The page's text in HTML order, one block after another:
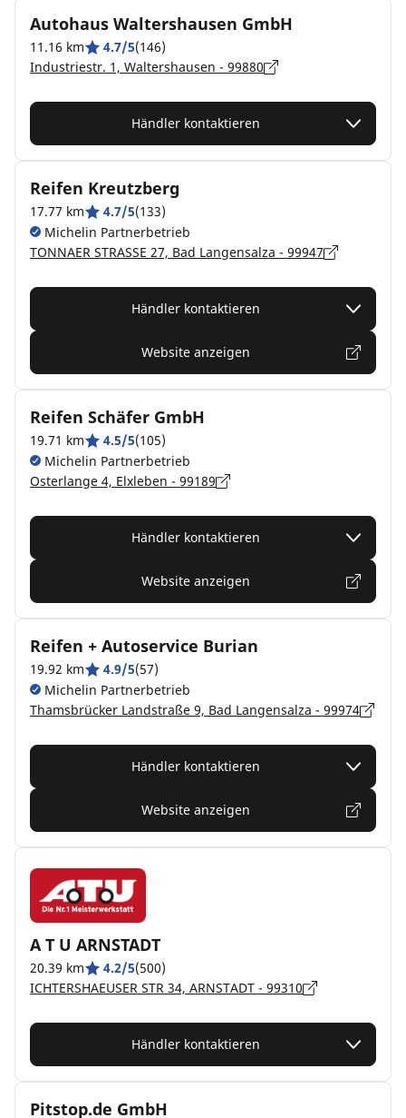
Autohaus Waltershausen GmbH
11.16 km 4.7/5(146)
Industriestr. 1, Waltershausen - 99880
Händler kontaktieren
Reifen Kreutzberg
17.77 km 4.7/5(133)
Michelin Partnerbetrieb
TONNAER STRASSE 27, Bad Langensalza - 99947
Händler kontaktieren
Website anzeigen
Reifen Schäfer GmbH
19.71 km 4.5/5(105)
Michelin Partnerbetrieb
Osterlange 4, Elxleben - 99189
Händler kontaktieren
Website anzeigen
Reifen + Autoservice Burian
19.92 km 4.9/5(57)
Michelin Partnerbetrieb
Thamsbrücker Landstraße 9, Bad Langensalza - 99974
Händler kontaktieren
Website anzeigen
A T U ARNSTADT
20.39 km 4.2/5(500)
ICHTERSHAEUSER STR 34, ARNSTADT - 99310
Händler kontaktieren
Pitstop.de GmbH